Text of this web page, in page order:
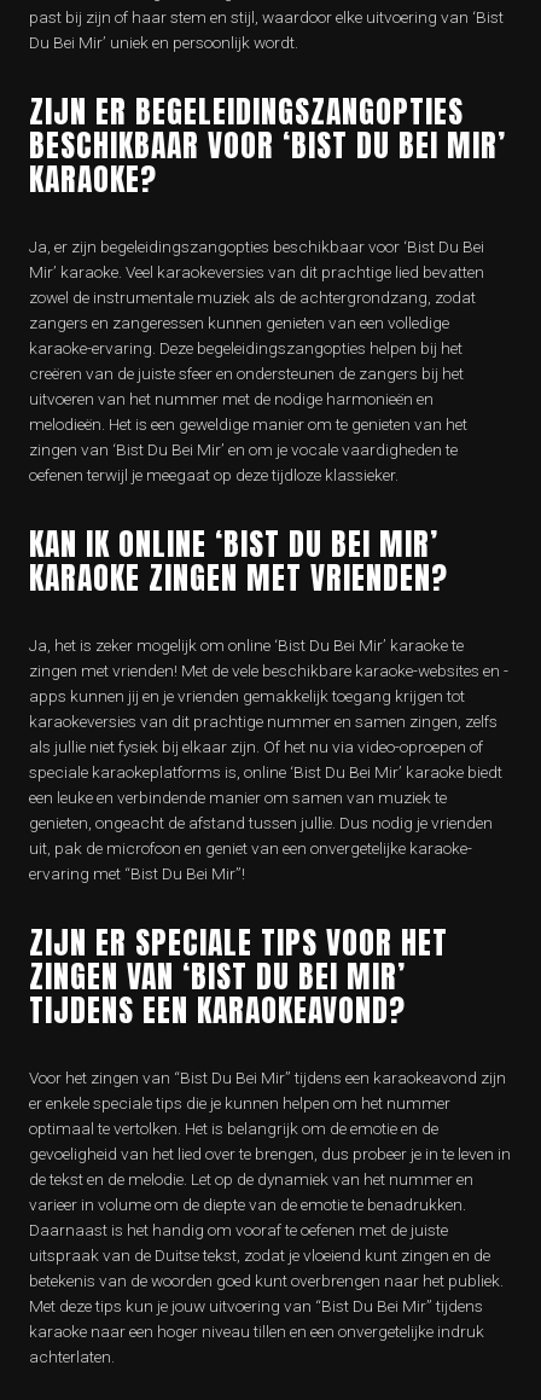
past bij zijn of haar stem en stijl, waardoor elke uitvoering van ‘Bist
Du Bei Mir’ uniek en persoonlijk wordt.
ZIJN ER BEGELEIDINGSZANGOPTIES
BESCHIKBAAR VOOR ‘BIST DU BEI MIR’
KARAOKE?
Ja, er zijn begeleidingszangopties beschikbaar voor ‘Bist Du Bei
Mir’ karaoke. Veel karaokeversies van dit prachtige lied bevatten
zowel de instrumentale muziek als de achtergrondzang, zodat
zangers en zangeressen kunnen genieten van een volledige
karaoke-ervaring. Deze begeleidingszangopties helpen bij het
creëren van de juiste sfeer en ondersteunen de zangers bij het
uitvoeren van het nummer met de nodige harmonieën en
melodieën. Het is een geweldige manier om te genieten van het
zingen van ‘Bist Du Bei Mir’ en om je vocale vaardigheden te
oefenen terwijl je meegaat op deze tijdloze klassieker.
KAN IK ONLINE ‘BIST DU BEI MIR’
KARAOKE ZINGEN MET VRIENDEN?
Ja, het is zeker mogelijk om online ‘Bist Du Bei Mir’ karaoke te
zingen met vrienden! Met de vele beschikbare karaoke-websites en -
apps kunnen jij en je vrienden gemakkelijk toegang krijgen tot
karaokeversies van dit prachtige nummer en samen zingen, zelfs
als jullie niet fysiek bij elkaar zijn. Of het nu via video-oproepen of
speciale karaokeplatforms is, online ‘Bist Du Bei Mir’ karaoke biedt
een leuke en verbindende manier om samen van muziek te
genieten, ongeacht de afstand tussen jullie. Dus nodig je vrienden
uit, pak de microfoon en geniet van een onvergetelijke karaoke-
ervaring met “Bist Du Bei Mir”!
ZIJN ER SPECIALE TIPS VOOR HET
ZINGEN VAN ‘BIST DU BEI MIR’
TIJDENS EEN KARAOKEAVOND?
Voor het zingen van “Bist Du Bei Mir” tijdens een karaokeavond zijn
er enkele speciale tips die je kunnen helpen om het nummer
optimaal te vertolken. Het is belangrijk om de emotie en de
gevoeligheid van het lied over te brengen, dus probeer je in te leven in
de tekst en de melodie. Let op de dynamiek van het nummer en
varieer in volume om de diepte van de emotie te benadrukken.
Daarnaast is het handig om vooraf te oefenen met de juiste
uitspraak van de Duitse tekst, zodat je vloeiend kunt zingen en de
betekenis van de woorden goed kunt overbrengen naar het publiek.
Met deze tips kun je jouw uitvoering van “Bist Du Bei Mir” tijdens
karaoke naar een hoger niveau tillen en een onvergetelijke indruk
achterlaten.